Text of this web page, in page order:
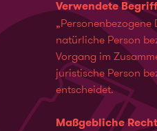
Verwendete
natürliche Person
Vorgang im
juristische Person
entscheidet.
Maßgebliche